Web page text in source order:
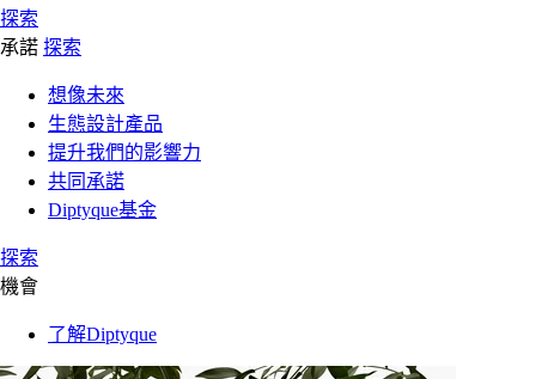
探索
承諾 探索
想像未來
生態設計產品
提升我們的影響力
共同承諾
Diptyque基金
探索
機會
了解Diptyque